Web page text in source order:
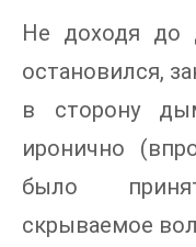
Не доходя до
остановился,
в сторону
иронично
было
скрываемое